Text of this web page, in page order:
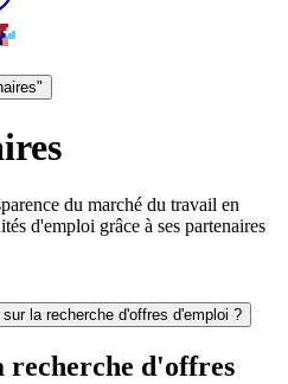
du marché du travail en
d'emploi grâce à ses partenaires
la recherche d'offres d'emploi ?
recherche d'offres